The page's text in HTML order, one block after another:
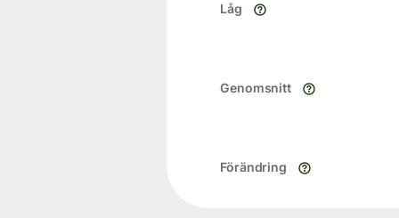
Låg
Genomsnitt
Förändring